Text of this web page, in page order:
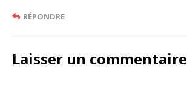
RÉPONDRE
Laisser un commentaire